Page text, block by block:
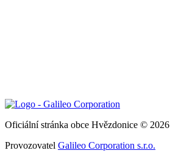
Oficiální stránka obce Hvězdonice © 2026
Provozovatel Galileo Corporation s.r.o.